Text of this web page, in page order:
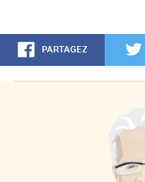
PARTAGEZ